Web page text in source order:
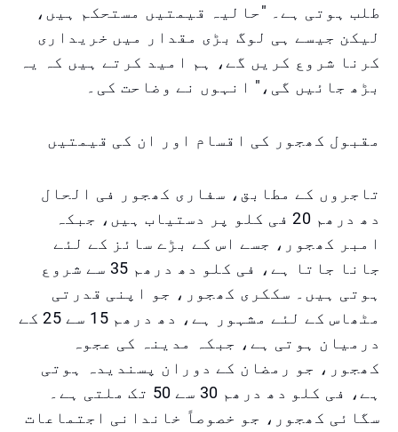
طلب ہوتی ہے۔ "حالیہ قیمتیں مستحکم ہیں،
لیکن جیسے ہی لوگ بڑی مقدار میں خریداری
کرنا شروع کریں گے، ہم امید کرتے ہیں کہ یہ
بڑھ جائیں گی،" انہوں نے وضاحت کی۔
مقبول کھجور کی اقسام اور ان کی قیمتیں
تاجروں کے مطابق، سفاری کھجور فی الحال
دھ درھم 20 فی کلو پر دستیاب ہیں، جبکہ
امبر کھجور، جسے اس کے بڑے سائز کے لئے
جانا جاتا ہے، فی کلو دھ درھم 35 سے شروع
ہوتی ہیں۔ سککری کھجور، جو اپنی قدرتی
مٹھاس کے لئے مشہور ہے، دھ درھم 15 سے 25 کے
درمیان ہوتی ہے، جبکہ مدینہ کی عجوہ
کھجور، جو رمضان کے دوران پسندیدہ ہوتی
ہے، فی کلو دھ درھم 30 سے 50 تک ملتی ہے۔
سگائی کھجور، جو خصوصاً خاندانی اجتماعات